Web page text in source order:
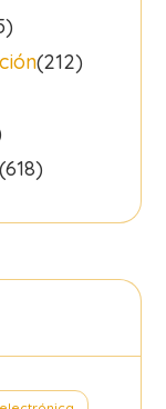
(212)
(618)